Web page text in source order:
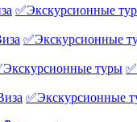
✅Экскурсионные
✅Экскурсионные
туры
✅Экскурсионные